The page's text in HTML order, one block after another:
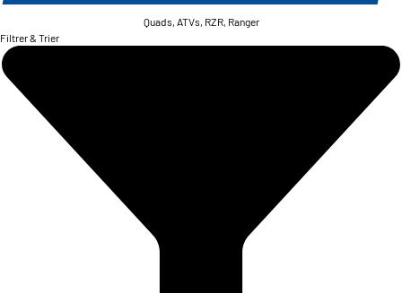
Quads, ATVs, RZR, Ranger
Filtrer & Trier